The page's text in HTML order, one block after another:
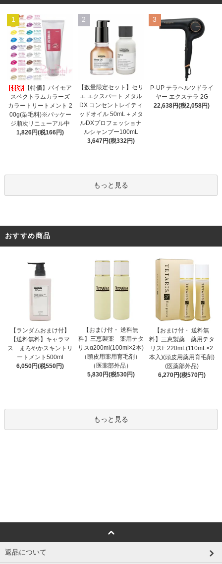
1
【特価】パイモア
スペクトラムカラーズ
カラートリートメント 2
00g(染毛料)※パッケー
ジ順次リニューアル中
1,826円(税166円)
2
【数量限定セット】セリ
エ エクスパート メタル
DX コンセントレイティ
ッドオイル 50mL＋メタ
ルDXプロフェッショナ
ルシャンプー100mL
3,647円(税332円)
3
P-UP テラヘルツドライ
ヤー エクステラ 2G
22,638円(税2,058円)
もっと見る
おすすめ商品
【ランダムおまけ付】
【送料無料】キャラマ
ス まろやかスキントリ
ートメント500ml
6,050円(税550円)
【おまけ付・ 送料無
料】三恵製薬 薬用テタ
リスα200ml(100ml×2本)
（頭皮用薬用育毛剤）
（医薬部外品）
5,830円(税530円)
【おまけ付・ 送料無
料】三恵製薬 薬用テタ
リスF 220mL(110mL×2
本入)(頭皮用薬用育毛剤)
(医薬部外品)
6,270円(税570円)
もっと見る
返品について